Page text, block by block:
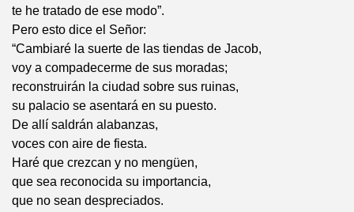
te he tratado de ese modo”.
Pero esto dice el Señor:
“Cambiaré la suerte de las tiendas de Jacob,
voy a compadecerme de sus moradas;
reconstruirán la ciudad sobre sus ruinas,
su palacio se asentará en su puesto.
De allí saldrán alabanzas,
voces con aire de fiesta.
Haré que crezcan y no mengüen,
que sea reconocida su importancia,
que no sean despreciados.